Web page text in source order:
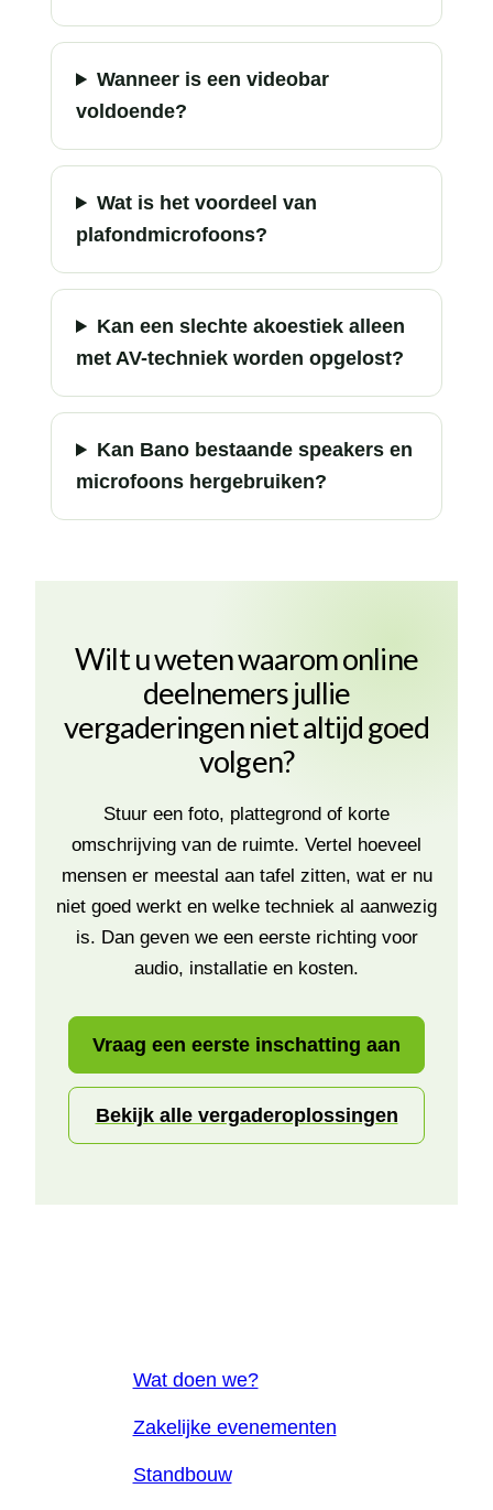
Wanneer is een videobar
voldoende?
Wat is het voordeel van
plafondmicrofoons?
Kan een slechte akoestiek alleen
met AV-techniek worden opgelost?
Kan Bano bestaande speakers en
microfoons hergebruiken?
Wilt u weten waarom online
deelnemers jullie
vergaderingen niet altijd goed
volgen?
Stuur een foto, plattegrond of korte
omschrijving van de ruimte. Vertel hoeveel
mensen er meestal aan tafel zitten, wat er nu
niet goed werkt en welke techniek al aanwezig
is. Dan geven we een eerste richting voor
audio, installatie en kosten.
Vraag een eerste inschatting aan
Bekijk alle vergaderoplossingen
Wat doen we?
Zakelijke evenementen
Standbouw